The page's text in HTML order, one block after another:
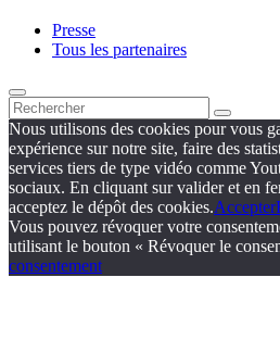
Presse
Tous les partenaires
Nous utilisons des cookies pour vous
expérience sur notre site, faire des
services tiers de type vidéo comme
sociaux. En cliquant sur valider et en
acceptez le dépôt des cookies.Accepter
Vous pouvez révoquer votre
utilisant le bouton « Révoquer le
consentement